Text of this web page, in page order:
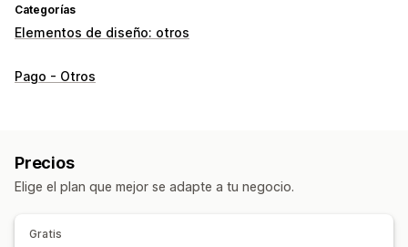
Categorías
Elementos de diseño: otros
Pago - Otros
Precios
Elige el plan que mejor se adapte a tu negocio.
Gratis